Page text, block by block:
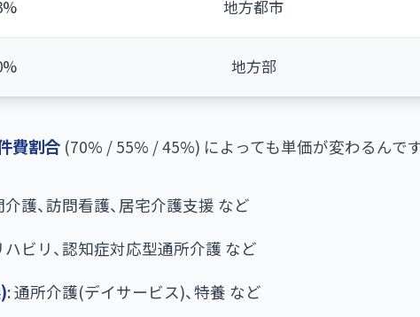
地方都市
地方部
費割合 (70% / 55% / 45%) によっても単価が変わるんで
介護、訪問看護、居宅介護支援 など
ハビリ、認知症対応型通所介護 など
: 通所介護(デイサービス)、特養 など